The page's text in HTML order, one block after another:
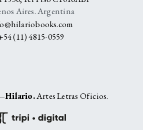
Aires. Argentina
(11) 4815-0559
Hilario.Artes Letras Oficios.